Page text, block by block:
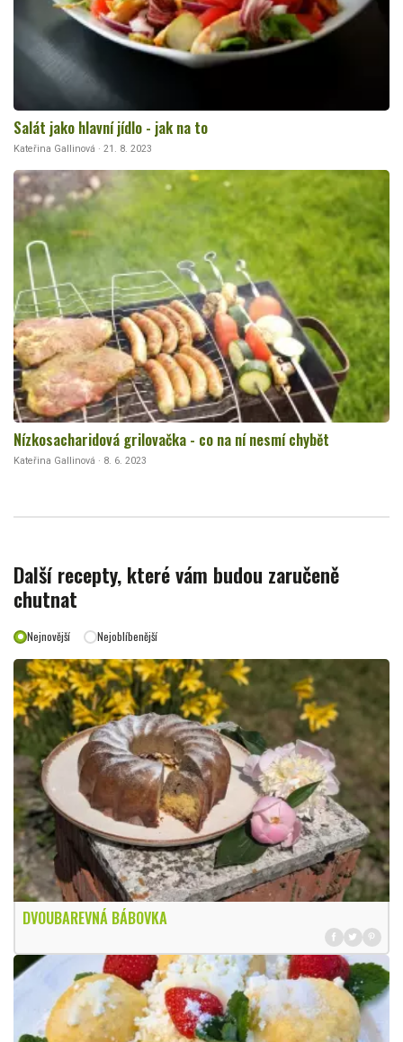
Salát jako hlavní jídlo - jak na to
Kateřina Gallinová · 21. 8. 2023
Nízkosacharidová grilovačka - co na ní nesmí chybět
Kateřina Gallinová · 8. 6. 2023
Další recepty, které vám budou zaručeně
chutnat
Nejnovější Nejoblíbenější
DVOUBAREVNÁ BÁBOVKA